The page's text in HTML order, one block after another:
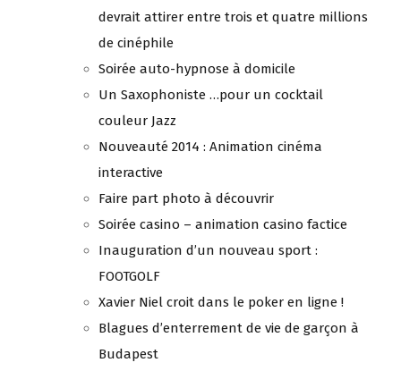
devrait attirer entre trois et quatre millions
de cinéphile
Soirée auto-hypnose à domicile
Un Saxophoniste …pour un cocktail
couleur Jazz
Nouveauté 2014 : Animation cinéma
interactive
Faire part photo à découvrir
Soirée casino – animation casino factice
Inauguration d’un nouveau sport :
FOOTGOLF
Xavier Niel croit dans le poker en ligne !
Blagues d’enterrement de vie de garçon à
Budapest